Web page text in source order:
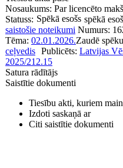
Nosaukums: Par licencēto
Statuss: Spēkā esošs spēkā
saistošie noteikumi Numurs:
02.01.2026.Zaudē
Tēma:
ceļvedis Publicēts: Latvijas
2025/212.15
Satura rādītājs
Saistītie dokumenti
Tiesību akti, kuriem
Izdoti saskaņā ar
Citi saistītie dokumenti